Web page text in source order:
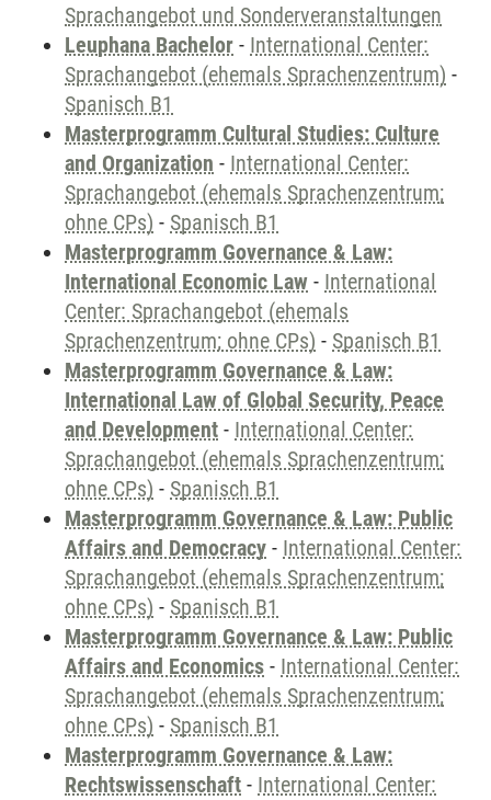
Sprachangebot und Sonderveranstaltungen
Leuphana Bachelor - International Center:
Sprachangebot (ehemals Sprachenzentrum) -
Spanisch B1
Masterprogramm Cultural Studies: Culture
and Organization - International Center:
Sprachangebot (ehemals Sprachenzentrum;
ohne CPs) - Spanisch B1
Masterprogramm Governance & Law:
International Economic Law - International
Center: Sprachangebot (ehemals
Sprachenzentrum; ohne CPs) - Spanisch B1
Masterprogramm Governance & Law:
International Law of Global Security, Peace
and Development - International Center:
Sprachangebot (ehemals Sprachenzentrum;
ohne CPs) - Spanisch B1
Masterprogramm Governance & Law: Public
Affairs and Democracy - International Center:
Sprachangebot (ehemals Sprachenzentrum;
ohne CPs) - Spanisch B1
Masterprogramm Governance & Law: Public
Affairs and Economics - International Center:
Sprachangebot (ehemals Sprachenzentrum;
ohne CPs) - Spanisch B1
Masterprogramm Governance & Law:
Rechtswissenschaft - International Center: